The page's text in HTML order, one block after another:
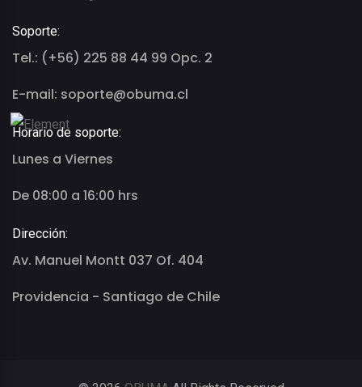
Soporte:
Tel.: (+56) 225 88 44 99 Opc. 2
E-mail: soporte@obuma.cl
Horario de soporte:
Lunes a Viernes
De 08:00 a 16:00 hrs
Dirección:
Av. Manuel Montt 037 Of. 404
Providencia - Santiago de Chile